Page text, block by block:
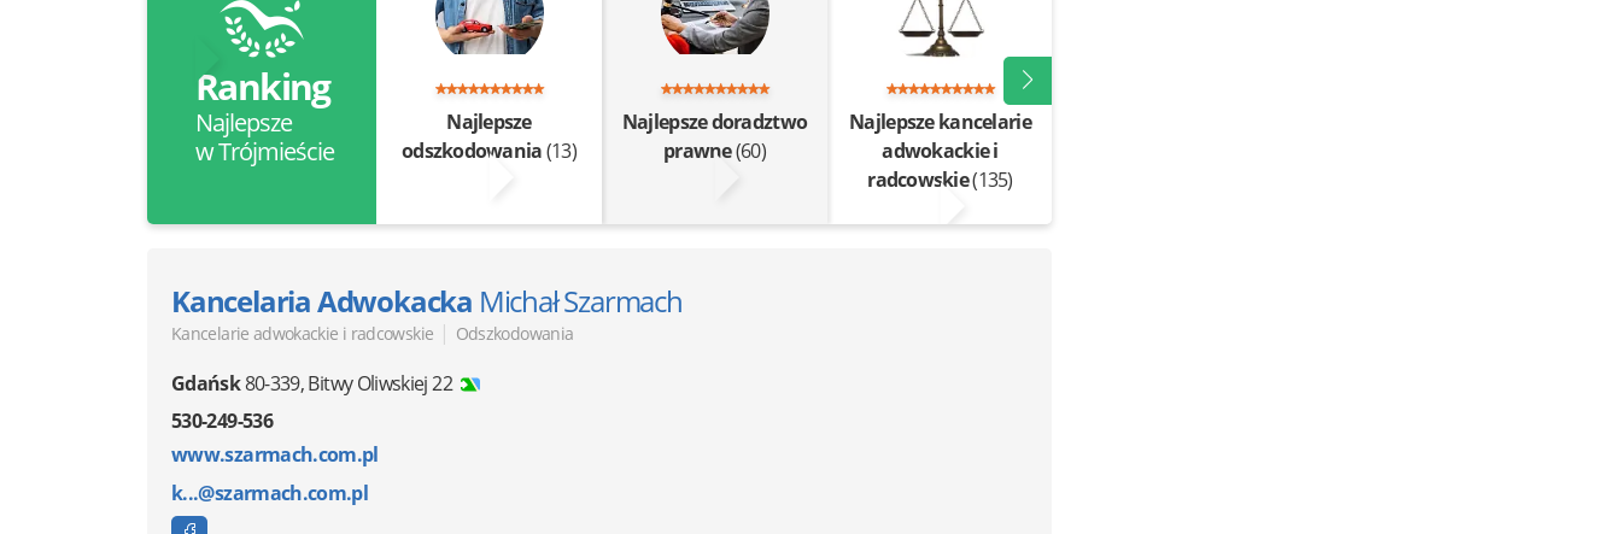
Ranking
Najlepsze
w Trójmieście
Najlepsze
odszkodowania(13)
Najlepsze doradztwo
prawne(60)
Najlepsze kancelarie
adwokackie i
radcowskie(135)
Kancelaria Adwokacka Michał Szarmach
Kancelarie adwokackie i radcowskie | Odszkodowania
Gdańsk80-339,Bitwy Oliwskiej 22
530-249-536
www.szarmach.com.pl
k...@szarmach.com.pl